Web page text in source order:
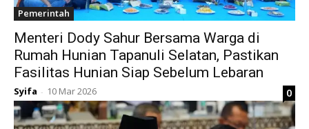
Pemerintah
Menteri Dody Sahur Bersama Warga di
Rumah Hunian Tapanuli Selatan, Pastikan
Fasilitas Hunian Siap Sebelum Lebaran
Syifa - 10 Mar 2026 0